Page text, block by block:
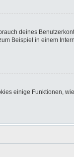
deines
Beispiel in einem
einige Funktionen,